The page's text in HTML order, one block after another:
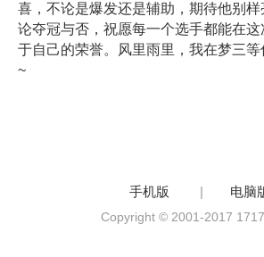
喜，不论是爆发还是辅助，期待他别
论夺冠与否，祝愿每一个选手都能在
于自己的荣誉。风里雨里，我在梦三
~
手机版 | 电脑
Copyright © 2001-2017